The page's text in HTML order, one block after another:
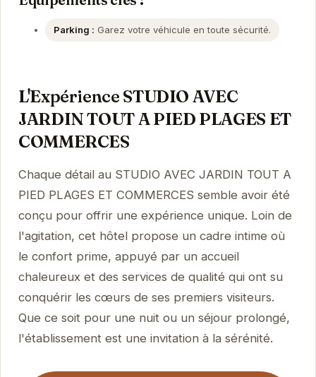
Parking : Garez votre véhicule en toute sécurité.
L'Expérience STUDIO AVEC
JARDIN TOUT A PIED PLAGES ET
COMMERCES
Chaque détail au STUDIO AVEC JARDIN TOUT A
PIED PLAGES ET COMMERCES semble avoir été
conçu pour offrir une expérience unique. Loin de
l'agitation, cet hôtel propose un cadre intime où
le confort prime, appuyé par un accueil
chaleureux et des services de qualité qui ont su
conquérir les cœurs de ses premiers visiteurs.
Que ce soit pour une nuit ou un séjour prolongé,
l'établissement est une invitation à la sérénité.